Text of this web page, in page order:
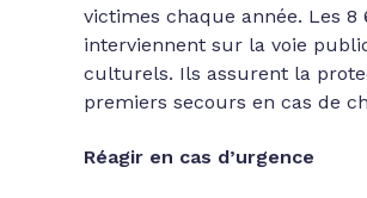
victimes chaque année. Les 8
interviennent sur la voie
culturels. Ils assurent la
premiers secours en cas de
Réagir en cas d’urgence